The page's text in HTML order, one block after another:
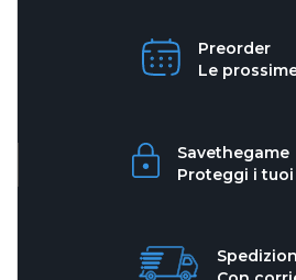
Preorder
Le
Savethegame
Proteggi i